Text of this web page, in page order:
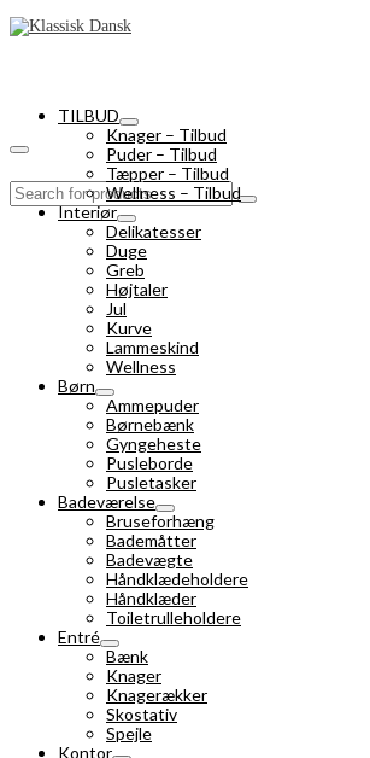
Search
for:
TILBUD
Knager – Tilbud
Puder – Tilbud
Tæpper – Tilbud
Wellness – Tilbud
Interiør
Delikatesser
Duge
Greb
Højtaler
Jul
Kurve
Lammeskind
Wellness
Børn
Ammepuder
Børnebænk
Gyngeheste
Pusleborde
Pusletasker
Badeværelse
Bruseforhæng
Bademåtter
Badevægte
Håndklædeholdere
Håndklæder
Toiletrulleholdere
Entré
Bænk
Knager
Knagerækker
Skostativ
Spejle
Kontor